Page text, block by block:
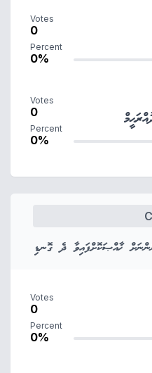
Votes
0
Percent
0%
Votes
0
Percent
0%
ޚާއްޞަކޮށްފައިވާ ދެ ގޮނޑި
Votes
0
Percent
0%